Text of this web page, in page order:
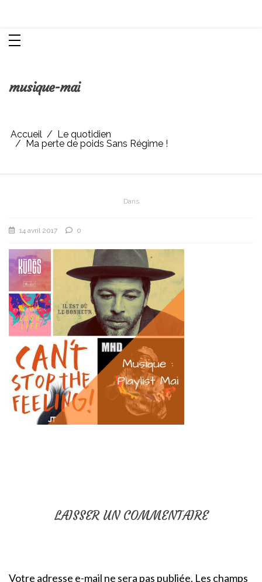
musique-mai
Accueil
Le quotidien
Ma perte de poids Sans Régime !
Dans
14 avril 2017 0
LAISSER UN COMMENTAIRE
Votre adresse e-mail ne sera pas publiée. Les champs